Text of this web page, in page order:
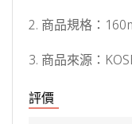
2. 商品規格：
3. 商品來源：
評價